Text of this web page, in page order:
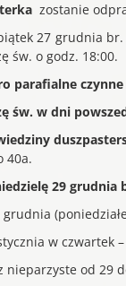
zostanie
27 grudnia
św. o godz. 18:00.
parafialne czynne
św. w dni
40a.
29 grudnia
grudnia
w czwartek
nieparzyste od 29